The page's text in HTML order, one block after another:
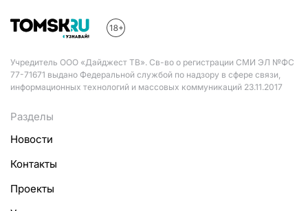
Учредитель ООО «Дайджест ТВ». Св-во о регистрации СМИ ЭЛ №ФС
77-71671 выдано Федеральной службой по надзору в сфере связи,
информационных технологий и массовых коммуникаций 23.11.2017
Разделы
Новости
Контакты
Проекты